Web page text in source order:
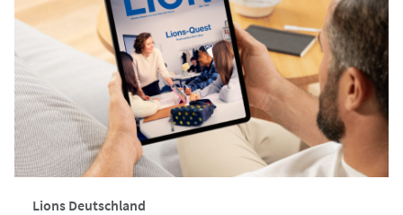
Lions Deutschland